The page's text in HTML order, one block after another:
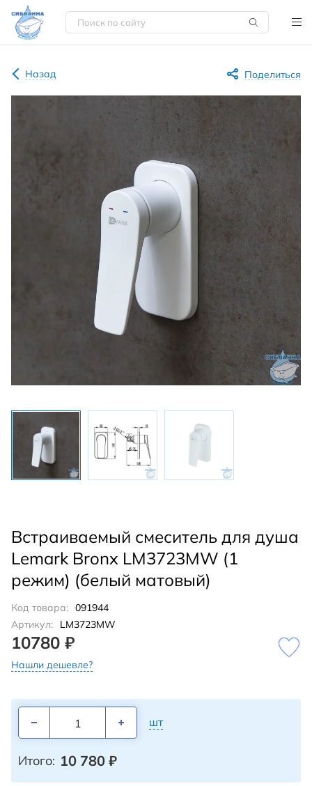
Назад Поделиться
Встраиваемый смеситель для душа
Lemark Bronx LM3723MW (1
режим) (белый матовый)
Код товара: 091944
Артикул:
LM3723MW
10780 ₽
Нашли дешевле?
шт
Итого: 10 780 ₽